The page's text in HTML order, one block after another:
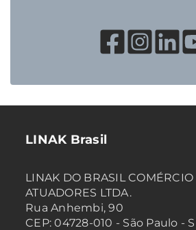
LINAK Brasil
LINAK DO BRASIL COMÉRCIO
ATUADORES LTDA.
Rua Anhembi, 90
CEP: 04728-010 - São Paulo -